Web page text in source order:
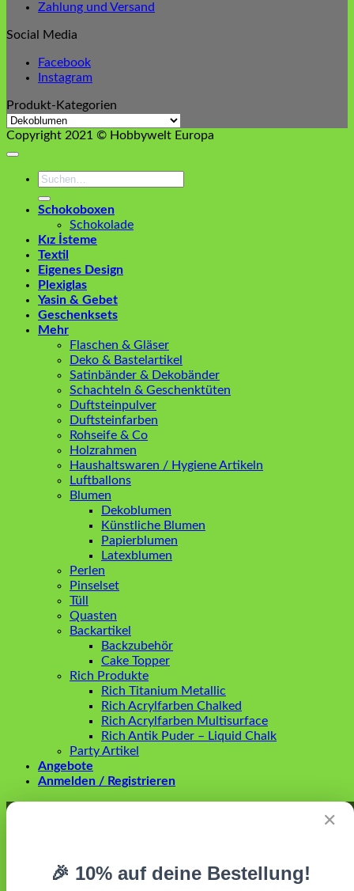
Zahlung und Versand
Social Media
Facebook
Instagram
Produkt-Kategorien
Copyright 2021 © Hobbywelt Europa
Suchen
Schokoboxen
Schokolade
Kız İsteme
Textil
Eigenes Design
Plexiglas
Yasin & Gebet
Geschenksets
Mehr
Flaschen & Gläser
Deko & Bastelartikel
Satinbänder & Dekobänder
Schachteln & Geschenktüten
Duftsteinpulver
Duftsteinfarben
Rohseife & Co
Holzrahmen
Haushaltswaren / Hygiene Artikeln
Luftballons
Blumen
Dekoblumen
Künstliche Blumen
Papierblumen
Latexblumen
Perlen
Pinselset
Tüll
Quasten
Backartikel
Backzubehör
Cake Topper
Rich Produkte
Rich Titanium Metallic
Rich Acrylfarben Chalked
Rich Acrylfarben Multisurface
Rich Antik Puder – Liquid Chalk
Party Artikel
Angebote
Anmelden / Registrieren
✕
🎉 10% auf deine Bestellung!
Anmelden